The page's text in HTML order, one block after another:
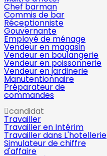
Chef barman
Commis de bar
Réceptionniste
Gouvernante
Employé de ménage
Vendeur en magasin
Vendeur en boulangerie
Vendeur en poissonnerie
Vendeur en jardinerie
Manutentionnaire
Préparateur de
commandes
candidat
Travailler
Travailler en Intérim
Travailler dans L'hotellerie
Simulateur de chiffre
d'affaire